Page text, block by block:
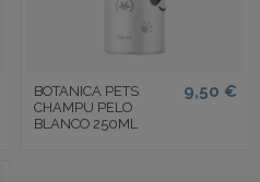
BOTANICA PETS
CHAMPU PELO
BLANCO 250ML
9,50 €